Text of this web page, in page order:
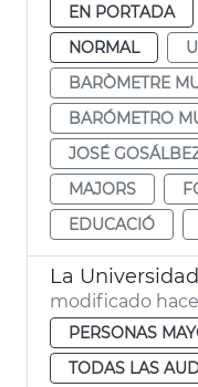
EN PORTADA
NORMAL
BARÒMETRE
BARÓMETRO
JOSÉ
MAJORS
EDUCACIÓ
modificado hace
PERSONAS
TODAS LAS